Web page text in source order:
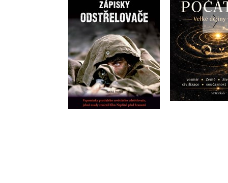
Vasilij G. Zajcev
Do košíku
349 Kč
279 Kč
David
Do
399 Kč